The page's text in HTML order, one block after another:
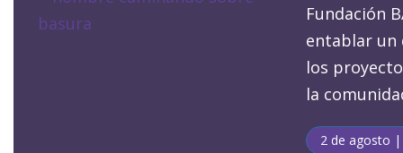
Fundación
entablar un
los
la
2 de agosto |